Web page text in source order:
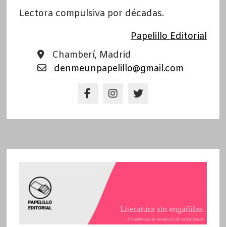
Lectora compulsiva por décadas.
Papelillo Editorial
Chamberí, Madrid
denmeunpapelillo@gmail.com